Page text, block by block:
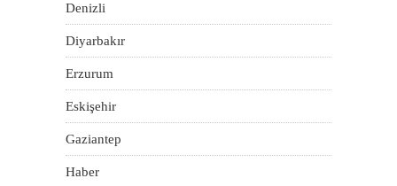
Denizli
Diyarbakır
Erzurum
Eskişehir
Gaziantep
Haber